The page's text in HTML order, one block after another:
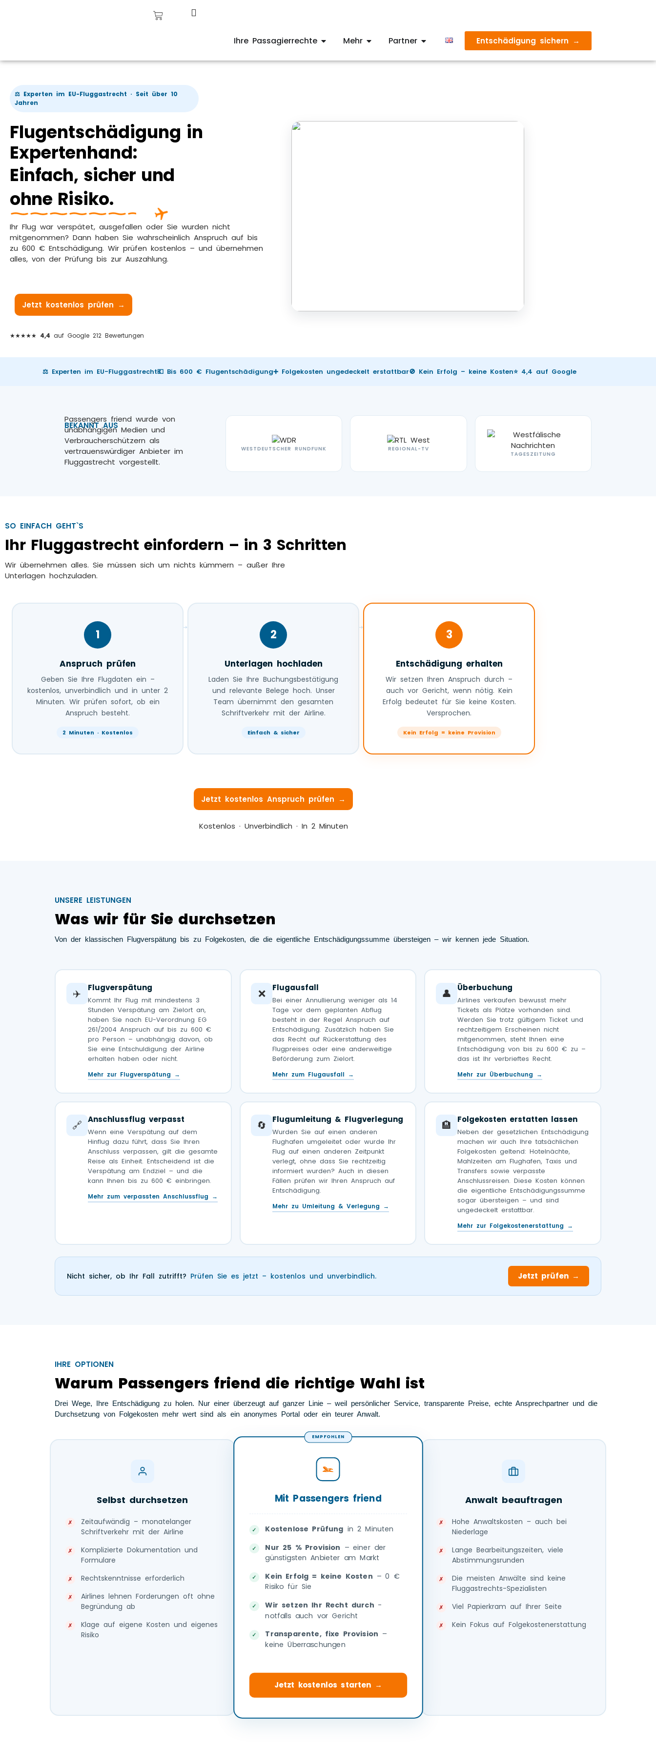
Ihre Passagierrechte Mehr Partner Entschädigung sichern →
⚖️ Experten im EU-Fluggastrecht · Seit über 10
Jahren
Flugentschädigung in
Expertenhand:
Einfach, sicher und
ohne Risiko.
Ihr Flug war verspätet, ausgefallen oder Sie wurden nicht
mitgenommen? Dann haben Sie wahrscheinlich Anspruch auf bis
zu 600 € Entschädigung. Wir prüfen kostenlos – und übernehmen
alles, von der Prüfung bis zur Auszahlung.
Jetzt kostenlos prüfen →
★★★★★ 4,4 auf Google 212 Bewertungen
⚖️ Experten im EU-Fluggastrecht💶 Bis 600 € Flugentschädigung➕ Folgekosten ungedeckelt erstattbar🚫 Kein Erfolg – keine Kosten⭐ 4,4 auf Google
BEKANNT AUS
Passengers friend wurde von
unabhängigen Medien und
Verbraucherschützern als
vertrauenswürdiger Anbieter im
Fluggastrecht vorgestellt.
WESTDEUTSCHER RUNDFUNK REGIONAL-TV
TAGESZEITUNG
SO EINFACH GEHT`S
Ihr Fluggastrecht einfordern – in 3 Schritten
Wir übernehmen alles. Sie müssen sich um nichts kümmern – außer Ihre
Unterlagen hochzuladen.
→ →
1
Anspruch prüfen
Geben Sie Ihre Flugdaten ein –
kostenlos, unverbindlich und in unter 2
Minuten. Wir prüfen sofort, ob ein
Anspruch besteht.
2 Minuten · Kostenlos
2
Unterlagen hochladen
Laden Sie Ihre Buchungsbestätigung
und relevante Belege hoch. Unser
Team übernimmt den gesamten
Schriftverkehr mit der Airline.
Einfach & sicher
3
Entschädigung erhalten
Wir setzen Ihren Anspruch durch –
auch vor Gericht, wenn nötig. Kein
Erfolg bedeutet für Sie keine Kosten.
Versprochen.
Kein Erfolg = keine Provision
Jetzt kostenlos Anspruch prüfen →
Kostenlos · Unverbindlich · In 2 Minuten
UNSERE LEISTUNGEN
Was wir für Sie durchsetzen
Von der klassischen Flugverspätung bis zu Folgekosten, die die eigentliche Entschädigungssumme übersteigen – wir kennen jede Situation.
✈️ Flugverspätung
Kommt Ihr Flug mit mindestens 3
Stunden Verspätung am Zielort an,
haben Sie nach EU-Verordnung EG
261/2004 Anspruch auf bis zu 600 €
pro Person – unabhängig davon, ob
Sie eine Entschuldigung der Airline
erhalten haben oder nicht.
Mehr zur Flugverspätung →
❌ Flugausfall
Bei einer Annullierung weniger als 14
Tage vor dem geplanten Abflug
besteht in der Regel Anspruch auf
Entschädigung. Zusätzlich haben Sie
das Recht auf Rückerstattung des
Flugpreises oder eine anderweitige
Beförderung zum Zielort.
Mehr zum Flugausfall →
👤 Überbuchung
Airlines verkaufen bewusst mehr
Tickets als Plätze vorhanden sind.
Werden Sie trotz gültigem Ticket und
rechtzeitigem Erscheinen nicht
mitgenommen, steht Ihnen eine
Entschädigung von bis zu 600 € zu –
das ist Ihr verbrieftes Recht.
Mehr zur Überbuchung →
🔗 Anschlussflug verpasst
Wenn eine Verspätung auf dem
Hinflug dazu führt, dass Sie Ihren
Anschluss verpassen, gilt die gesamte
Reise als Einheit. Entscheidend ist die
Verspätung am Endziel – und die
kann Ihnen bis zu 600 € einbringen.
Mehr zum verpassten Anschlussflug →
🔄 Flugumleitung & Flugverlegung
Wurden Sie auf einen anderen
Flughafen umgeleitet oder wurde Ihr
Flug auf einen anderen Zeitpunkt
verlegt, ohne dass Sie rechtzeitig
informiert wurden? Auch in diesen
Fällen prüfen wir Ihren Anspruch auf
Entschädigung.
Mehr zu Umleitung & Verlegung →
🏨 Folgekosten erstatten lassen
Neben der gesetzlichen Entschädigung
machen wir auch Ihre tatsächlichen
Folgekosten geltend: Hotelnächte,
Mahlzeiten am Flughafen, Taxis und
Transfers sowie verpasste
Anschlussreisen. Diese Kosten können
die eigentliche Entschädigungssumme
sogar übersteigen – und sind
ungedeckelt erstattbar.
Mehr zur Folgekostenerstattung →
Nicht sicher, ob Ihr Fall zutrifft? Prüfen Sie es jetzt – kostenlos und unverbindlich. Jetzt prüfen →
IHRE OPTIONEN
Warum Passengers friend die richtige Wahl ist
Drei Wege, Ihre Entschädigung zu holen. Nur einer überzeugt auf ganzer Linie – weil persönlicher Service, transparente Preise, echte Ansprechpartner und die
Durchsetzung von Folgekosten mehr wert sind als ein anonymes Portal oder ein teurer Anwalt.
Selbst durchsetzen
Zeitaufwändig – monatelanger
Schriftverkehr mit der Airline
Komplizierte Dokumentation und
Formulare
Rechtskenntnisse erforderlich
Airlines lehnen Forderungen oft ohne
Begründung ab
Klage auf eigene Kosten und eigenes
Risiko
EMPFOHLEN
Mit Passengers friend
Kostenlose Prüfung in 2 Minuten
Nur 25 % Provision – einer der
günstigsten Anbieter am Markt
Kein Erfolg = keine Kosten – 0 €
Risiko für Sie
Wir setzen Ihr Recht durch -
notfalls auch vor Gericht
Transparente, fixe Provision –
keine Überraschungen
Jetzt kostenlos starten →
Anwalt beauftragen
Hohe Anwaltskosten – auch bei
Niederlage
Lange Bearbeitungszeiten, viele
Abstimmungsrunden
Die meisten Anwälte sind keine
Fluggastrechts-Spezialisten
Viel Papierkram auf Ihrer Seite
Kein Fokus auf Folgekostenerstattung